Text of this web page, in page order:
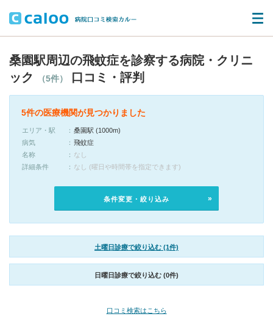
桑園駅周辺の飛蚊症を診察する病院・クリニ
ック
（5件） 口コミ・評判
5件の医療機関が見つかりました
エリア・駅
桑園駅 (1000m)
病気
飛蚊症
名称
なし
詳細条件
なし (曜日や時間帯を指定できます)
条件変更・絞り込み
土曜日診療で絞り込む (1件)
日曜日診療で絞り込む (0件)
口コミ検索はこちら